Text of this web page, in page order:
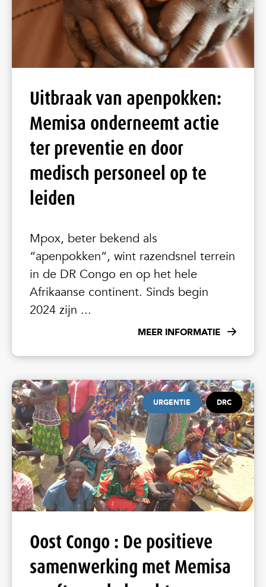
Uitbraak van apenpokken:
Memisa onderneemt actie
ter preventie en door
medisch personeel op te
leiden
Mpox, beter bekend als
“apenpokken”, wint razendsnel terrein
in de DR Congo en op het hele
Afrikaanse continent. Sinds begin
2024 zijn ...
MEER INFORMATIE
URGENTIE DRC
Oost Congo : De positieve
samenwerking met Memisa